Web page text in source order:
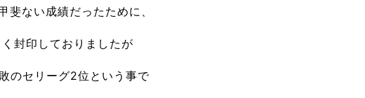
斐ない成績だったために、
封印しておりましたが
のセリーグ2位という事で